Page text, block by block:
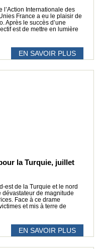
l’Action Internationale des
France a eu le plaisir de
Après le succès d’une
est de mettre en lumière
EN SAVOIR PLUS
la Turquie, juillet
est de la Turquie et le nord
dévastateur de magnitude
Face à ce drame
et mis à terre de
EN SAVOIR PLUS